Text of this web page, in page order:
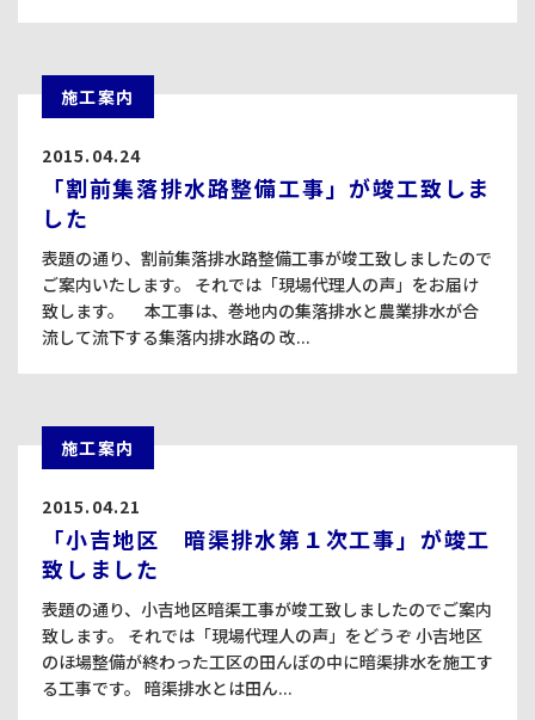
施工案内
2015.04.24
「割前集落排水路整備工事」が竣工致しま
した
表題の通り、割前集落排水路整備工事が竣工致しましたので
ご案内いたします。 それでは「現場代理人の声」をお届け
致します。 本工事は、巻地内の集落排水と農業排水が合
流して流下する集落内排水路の 改...
施工案内
2015.04.21
「小吉地区 暗渠排水第１次工事」が竣工
致しました
表題の通り、小吉地区暗渠工事が竣工致しましたのでご案内
致します。 それでは「現場代理人の声」をどうぞ 小吉地区
のほ場整備が終わった工区の田んぼの中に暗渠排水を施工す
る工事です。 暗渠排水とは田ん...